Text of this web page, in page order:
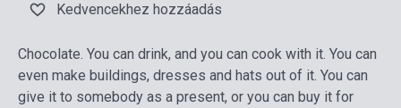
Kedvencekhez hozzáadás
Chocolate. You can drink, and you can cook with it. You can
even make buildings, dresses and hats out of it. You can
give it to somebody as a present, or you can buy it for